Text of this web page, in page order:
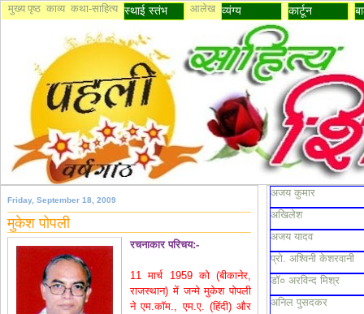
मुख्य पृष्ठ काव्य कथा-साहित्य स्थाई स्तंभ आलेख व्यंग्य कार्टून
Friday, September 18, 2009
मुकेश पोपली
रचनाकार परिचय:-
11 मार्च 1959 को (बीकानेर,
राजस्‍थान) में जन्मे मुकेश पोपली
ने एम.कॉम., एम.ए. (हिंदी) और
अजय कुमार
अखिलेश
अजय यादव
प्रो. अश्विनी केशरवानी
डॉ० अरविन्द मिश्र
अनिल पुसदकर